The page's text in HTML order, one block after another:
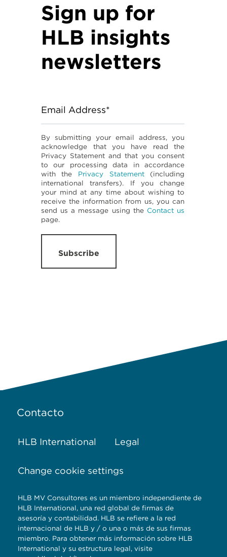
Sign up for
HLB insights
newsletters
Email Address*
By submitting your email address, you
acknowledge that you have read the
Privacy Statement and that you consent
to our processing data in accordance
with the Privacy Statement(including
international transfers). If you change
your mind at any time about wishing to
receive the information from us, you can
send us a message using the Contact us
page.
Subscribe
Contacto
HLB International Legal
Change cookie settings
HLB MV Consultores es un miembro independiente de
HLB International, una red global de firmas de
asesoría y contabilidad. HLB se refiere a la red
internacional de HLB y / o una o más de sus firmas
miembro. Para obtener más información sobre HLB
International y su estructura legal, visite